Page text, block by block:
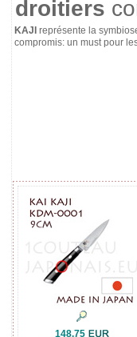
droitiers
KAJI représente la
compromis: un must pour
148.75